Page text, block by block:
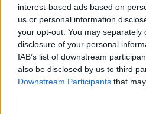
interest-based ads based on
us or personal information
your opt-out. You may separately
disclosure of your personal
IAB’s list of downstream
also be disclosed by us to third
Downstream Participants that